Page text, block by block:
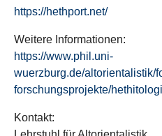
https://hethport.net/
Weitere Informationen:
https://www.phil.uni-
wuerzburg.de/altorientalistik/
forschungsprojekte/
Kontakt: